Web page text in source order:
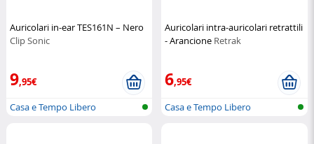
Auricolari in-ear TES161N – Nero
Clip Sonic
9,95€
Casa e Tempo Libero
Auricolari intra-auricolari retrattili
- Arancione Retrak
6,95€
Casa e Tempo Libero